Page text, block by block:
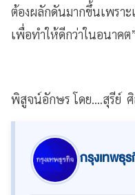
ต้องผลักดันมากขึ้นเพราะ
เพื่อทำให้ดีกว่าในอนาคต
พิสูจน์อักษร โดย....สุรีย์
กรุงเทพธุ